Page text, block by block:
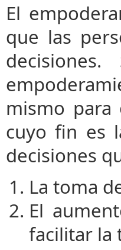
El
que las
mismo para
cuyo fin es
decisiones
La toma
El
facilitar la